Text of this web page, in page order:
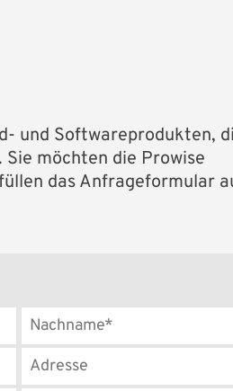
und Softwareprodukten,
möchten die Prowise
das Anfrageformular